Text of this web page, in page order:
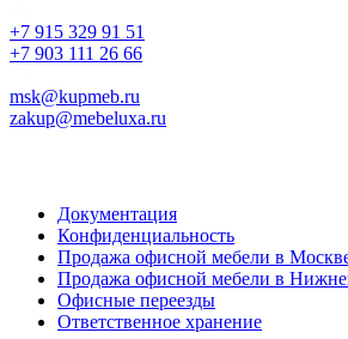
+7 915 329 91 51
+7 903 111 26 66
msk@kupmeb.ru
zakup@mebeluxa.ru
Документация
Конфиденциальность
Продажа офисной мебели в
Продажа офисной мебели в
Офисные переезды
Ответственное хранение